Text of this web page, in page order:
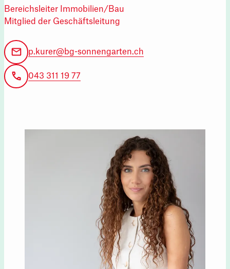
Bereichsleiter Immobilien/Bau
Mitglied der Geschäftsleitung
p.kurer@bg-sonnengarten.ch
043 311 19 77